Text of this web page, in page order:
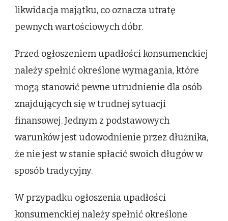
likwidacja majątku, co oznacza utratę
pewnych wartościowych dóbr.
Przed ogłoszeniem upadłości konsumenckiej
należy spełnić określone wymagania, które
mogą stanowić pewne utrudnienie dla osób
znajdujących się w trudnej sytuacji
finansowej. Jednym z podstawowych
warunków jest udowodnienie przez dłużnika,
że nie jest w stanie spłacić swoich długów w
sposób tradycyjny.
W przypadku ogłoszenia upadłości
konsumenckiej należy spełnić określone